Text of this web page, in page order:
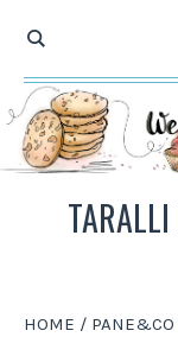
HOME / PANE&CO